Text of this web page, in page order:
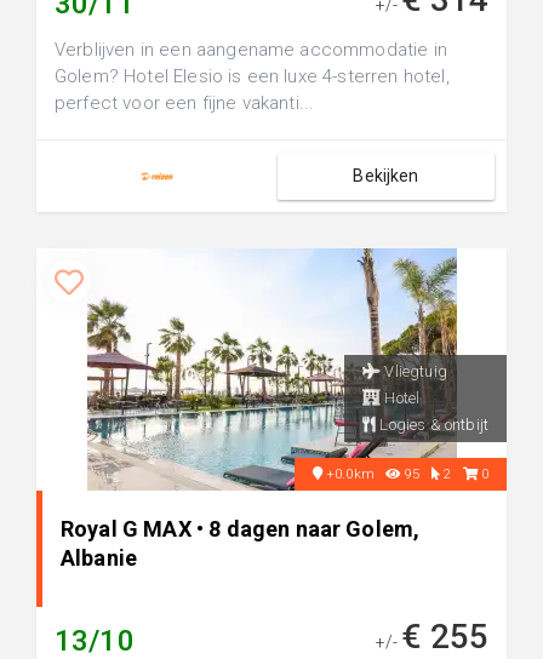
+/-
Verblijven in een aangename accommodatie in
Golem? Hotel Elesio is een luxe 4-sterren hotel,
perfect voor een fijne vakanti...
Bekijken
Vliegtuig
Hotel
Logies & ontbijt
+0.0km 95 2 0
Royal G MAX • 8 dagen naar Golem,
Albanie
13/10 +/- € 255